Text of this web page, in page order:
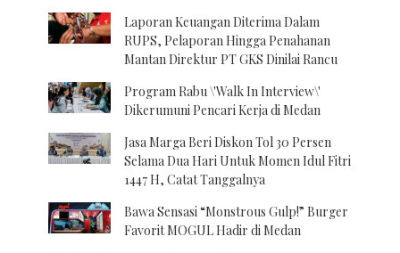
Laporan Keuangan Diterima Dalam
RUPS, Pelaporan Hingga Penahanan
Mantan Direktur PT GKS Dinilai Rancu
Program Rabu \'Walk In Interview\'
Dikerumuni Pencari Kerja di Medan
Jasa Marga Beri Diskon Tol 30 Persen
Selama Dua Hari Untuk Momen Idul Fitri
1447 H, Catat Tanggalnya
Bawa Sensasi “Monstrous Gulp!” Burger
Favorit MOGUL Hadir di Medan